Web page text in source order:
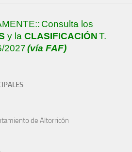
Consulta los
y la CLASIFICACIÓNT.
2027(vía FAF)